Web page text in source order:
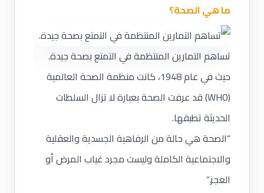
ما هي الصحة؟
تساهم التمارين المنتظمة في التمتع بصحة جيدة.
حيث في عام 1948، كانت منظمة الصحة العالمية
(WHO) قد عرفت الصحة بعبارة لا تزال السلطات
الحديثة تطبقها.
“الصحة هي حالة من الرفاهية الجسدية والعقلية
والاجتماعية الكاملة وليست مجرد غياب المرض أو
العجز.”